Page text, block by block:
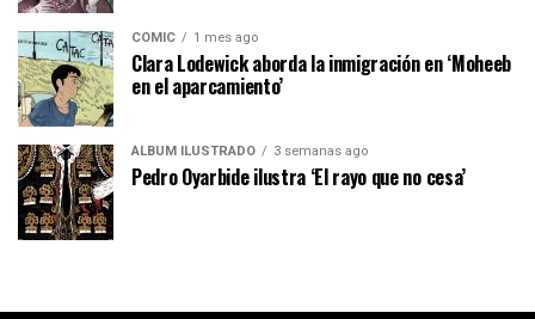
CÓMIC 1 mes ago
Clara Lodewick aborda la inmigración en ‘Moheeb
en el aparcamiento’
ÁLBUM ILUSTRADO 3 semanas ago
Pedro Oyarbide ilustra ‘El rayo que no cesa’